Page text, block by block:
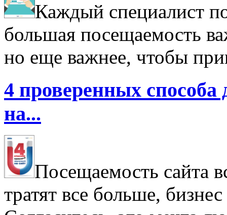
Каждый специалист
большая посещаемость
но еще важнее, чтобы
4 проверенных
на...
Посещаемость сайта
тратят все больше,